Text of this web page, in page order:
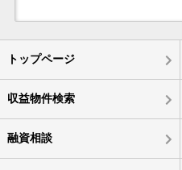
トップページ
収益物件検索
融資相談